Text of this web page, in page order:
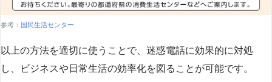
参考： 国民生活センター
以上の方法を適切に使うことで、迷惑電話に効果的に対処
し、ビジネスや日常生活の効率化を図ることが可能です。